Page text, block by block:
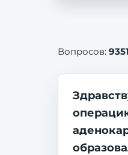
Вопросов: 9351